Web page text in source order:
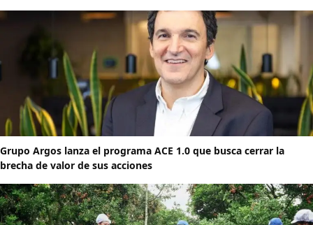
Grupo Argos lanza el programa ACE 1.0 que busca cerrar la
brecha de valor de sus acciones